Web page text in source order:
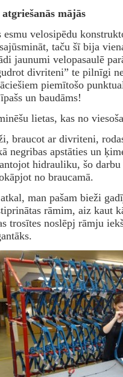
atgriešanās mājās
esmu velosipēdu
taču šī bija
jaunumi velopasaulē
divriteni” te pilnīgi
piemītošo
un baudāms!
lietas, kas no
braucot ar divriteni,
negribas apstāties un
hidrauliku, šo
no braucamā.
man pašam bieži
rāmim, aiz kaut
trosītes noslēpj rāmju